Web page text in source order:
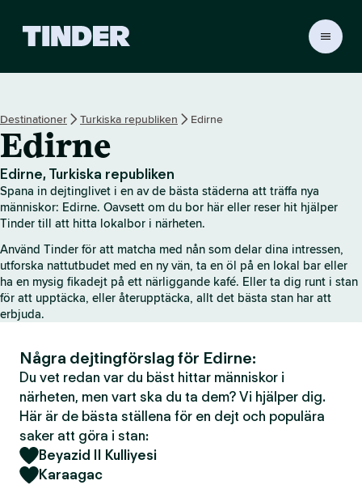
r
t
a
r
t
i
d
a
Destinationer Turkiska republiken Edirne
Edirne
Edirne, Turkiska republiken
Spana in dejtinglivet i en av de bästa städerna att träffa nya
människor: Edirne. Oavsett om du bor här eller reser hit hjälper
Tinder till att hitta lokalbor i närheten.
Använd Tinder för att matcha med nån som delar dina intressen,
utforska nattutbudet med en ny vän, ta en öl på en lokal bar eller
ha en mysig fikadejt på ett närliggande kafé. Eller ta dig runt i stan
för att upptäcka, eller återupptäcka, allt det bästa stan har att
erbjuda.
Några dejtingförslag för Edirne:
Du vet redan var du bäst hittar människor i
närheten, men vart ska du ta dem? Vi hjälper dig.
Här är de bästa ställena för en dejt och populära
saker att göra i stan:
Beyazid II Kulliyesi
Karaagac